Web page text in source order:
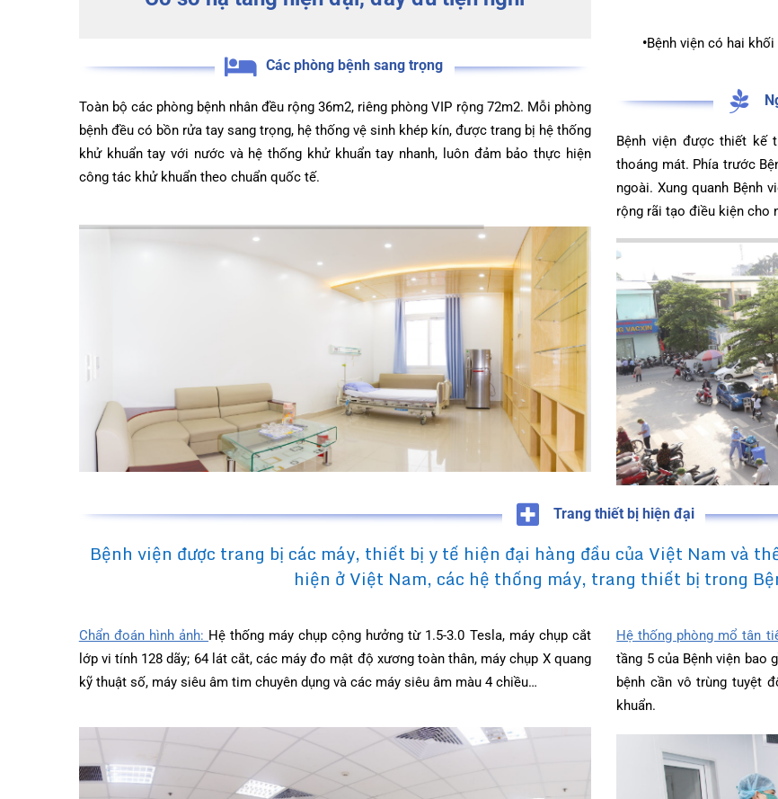
Khoa Hô hấp – Nội tiết – Bệnh nhiệt đới
Khoa Tiêu hóa
Khoa Ung Bướu
Khoa Thận nhân tạo
Các phòng bệnh sang trọng
Toàn bộ các phòng bệnh nhân đều rộng 36m2, riêng phòng VIP rộng 72m2. Mỗi phòng
bệnh đều có bồn rửa tay sang trọng, hệ thống vệ sinh khép kín, được trang bị hệ thống
công tác khử khuẩn theo chuẩn quốc tế.
cho việc phối
Bệnh viện có
Bệnh viện được
thoáng mát. Phía
ngoài. Xung quanh
rộng rãi tạo điều
Trang thiết bị hiện đại
Bệnh viện được trang bị các máy, thiết bị y tế hiện đại hàng đầu của Việt
hiện ở Việt Nam, các hệ thống máy, trang thiết bị
Hệ thống máy chụp cộng hưởng từ 1.5-3.0 Tesla, máy chụp cắt
lớp vi tính 128 dãy; 64 lát cắt, các máy đo mật độ xương toàn thân, máy chụp X quang
kỹ thuật số, máy siêu âm tim chuyên dụng và các máy siêu âm màu 4 chiều…
Hệ thống phòng mổ
tầng 5 của Bệnh
bệnh cần vô
khuẩn.